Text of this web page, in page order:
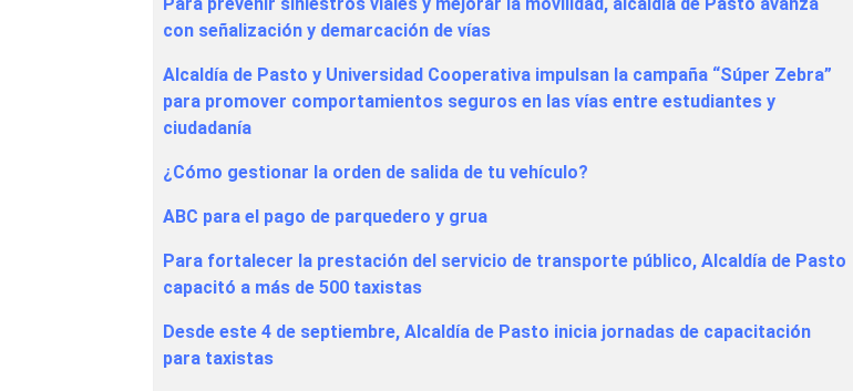
con señalización y demarcación de vías
Alcaldía de Pasto y Universidad Cooperativa impulsan la campaña “Súper Zebra”
para promover comportamientos seguros en las vías entre estudiantes y
ciudadanía
¿Cómo gestionar la orden de salida de tu vehículo?
ABC para el pago de parquedero y grua
Para fortalecer la prestación del servicio de transporte público, Alcaldía de Pasto
capacitó a más de 500 taxistas
Desde este 4 de septiembre, Alcaldía de Pasto inicia jornadas de capacitación
para taxistas